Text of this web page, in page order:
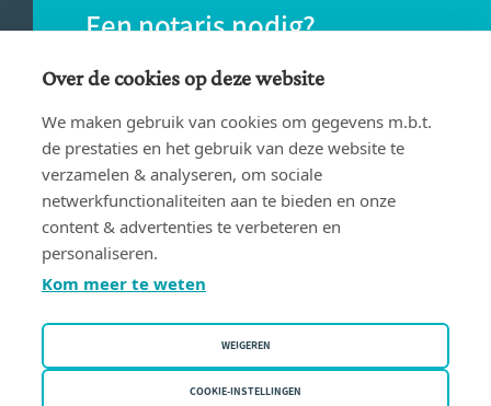
Een notaris nodig?
Vind eenvoudig een notaris bij jou in de
buurt.
VIND EEN NOTARIS
Gebruiksvoorwaarden
Privacy policy
Over de cookies op deze website
We maken gebruik van cookies om gegevens m.b.t.
de prestaties en het gebruik van deze website te
verzamelen & analyseren, om sociale
netwerkfunctionaliteiten aan te bieden en onze
content & advertenties te verbeteren en
personaliseren.
Kom meer te weten
WEIGEREN
COOKIE-INSTELLINGEN